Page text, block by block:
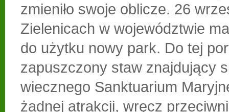
zmieniło swoje oblicze. 26
Zielenicach w województwie
do użytku nowy park. Do tej
zapuszczony staw znajdujący
wiecznego Sanktuarium
żadnej atrakcji, wręcz